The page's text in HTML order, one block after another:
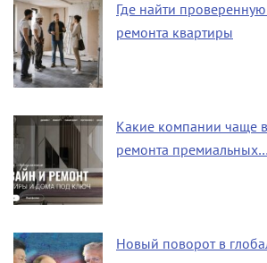
Где найти
ремонта квартиры
Какие компании чаще
ремонта премиальных…
Новый поворот в